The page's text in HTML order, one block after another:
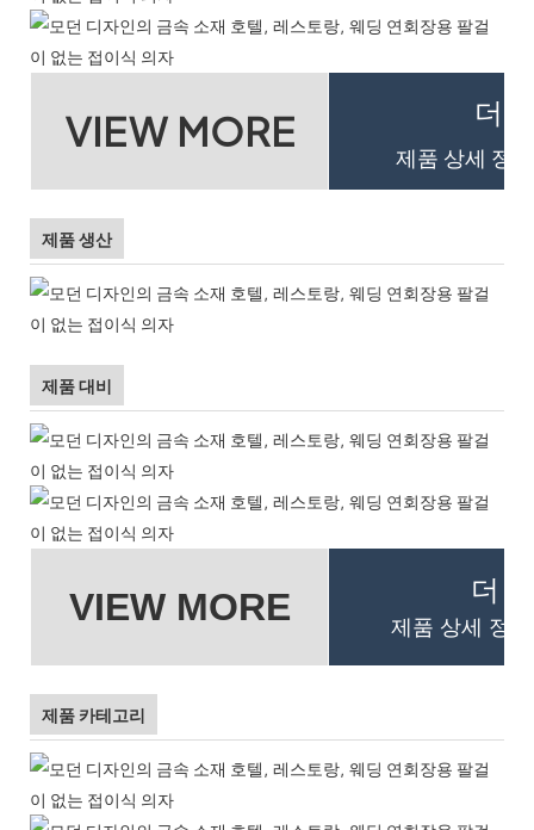
VIEW MORE 더
제품 상세 정
제품 생산
제품 대비
VIEW MORE 더
제품 상세 정
제품 카테고리